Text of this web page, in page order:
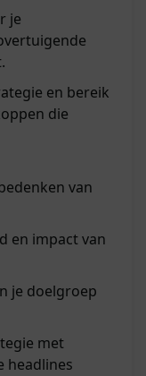
je
en bereik
die
van
en impact van
je doelgroep
met
headlines